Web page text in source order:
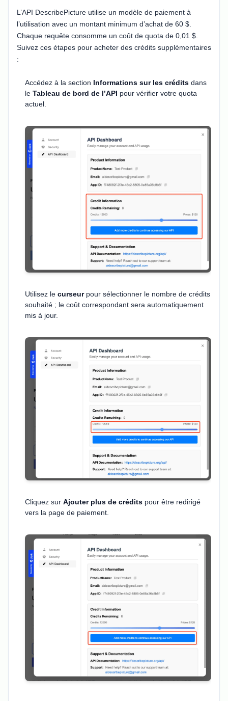
L’API DescribePicture utilise un modèle de paiement à
l’utilisation avec un montant minimum d’achat de 60 $.
Chaque requête consomme un coût de quota de 0,01 $.
Suivez ces étapes pour acheter des crédits supplémentaires
:
Accédez à la section Informations sur les crédits dans
le Tableau de bord de l’API pour vérifier votre quota
actuel.
Utilisez le curseurpour sélectionner le nombre de crédits
souhaité ; le coût correspondant sera automatiquement
mis à jour.
Cliquez sur Ajouter plus de crédits pour être redirigé
vers la page de paiement.